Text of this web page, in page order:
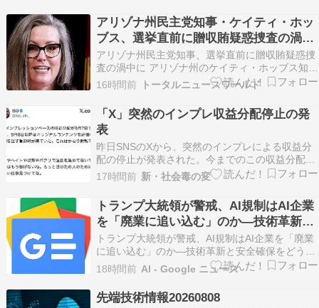
アリゾナ州民主党知事・ケイティ・ホッ
ブス、選挙直前に贈収賄疑惑捜査の渦中
に 前回トランプ大統領の腹心、カリ・レ
イク氏に不正で勝利した疑い
アリゾナ州民主党知事、選挙直前に贈収賄疑惑捜
査の渦中に アリゾナ州のケイティ・ホッブス知事
(民主党)が「賄賂による便宜供与」疑惑で捜査を
受けている、全米で唯一の現職州知事であること
が明らかになった。捜査を担当するのは同じ民主
党所属のクリス・メイズ州司法長官で、結果は11
月の知事選…
16時間前 トータルニュースワールド
「X」突然のインプレ収益分配停止の発
表
昨日SNSのXから、突然のインプレによる収益分
配の停止が発表された。今までのこの収益分配
は、9月7日までで終了。9月11日が最後の支払い
となる。今まではデマや誹謗中傷、トンデモ投稿
でもとにかくアクセスやコメント、リツイートが
集まれば、収益化するという仕組みだった。この
為に大量のデ…
17時間前 新・社会毒の変
トランプ大統領が警戒、AI規制はAI企業
を「廃業に追い込む」のか―技術革新と
安全確保をどう両立するか #エキスパー
トトピ - Yahoo!ニュース
トランプ大統領が警戒、AI規制はAI企業を「廃業
に追い込む」のか―技術革新と安全確保をどう両
立するか #エキスパートトピ Yahoo!ニュース
18時間前 AI - Google ニュース
先端技術情報20260808